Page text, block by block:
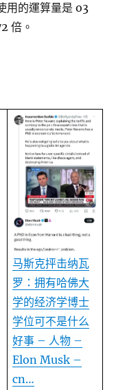
用的運算量是 o3
倍。
马斯克抨击纳瓦
罗：拥有哈佛大
学的经济学博士
学位可不是什么
好事 – 人物 –
Elon Musk –
cn…